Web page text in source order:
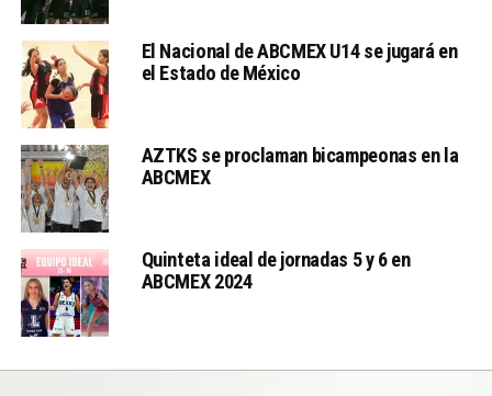
El Nacional de ABCMEX U14 se jugará en
el Estado de México
AZTKS se proclaman bicampeonas en la
ABCMEX
Quinteta ideal de jornadas 5 y 6 en
ABCMEX 2024